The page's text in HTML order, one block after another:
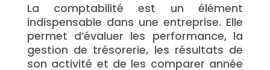
La comptabilité est un élément
indispensable dans une entreprise. Elle
permet d’évaluer les performance, la
gestion de trésorerie, les résultats de
son activité et de les comparer année